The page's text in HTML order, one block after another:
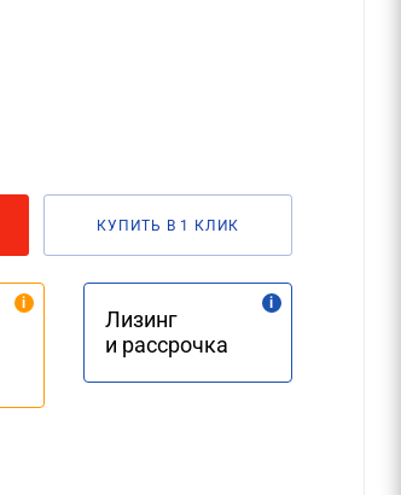
КУПИТЬ В 1 КЛИК
Лизинг
и рассрочка